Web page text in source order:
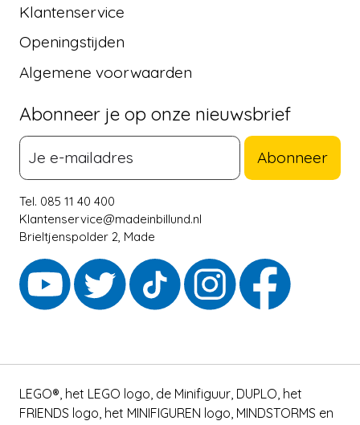
Klantenservice
Openingstijden
Algemene voorwaarden
Abonneer je op onze nieuwsbrief
Abonneer
Tel. 085 11 40 400
Klantenservice@madeinbillund.nl
Brieltjenspolder 2, Made
LEGO®, het LEGO logo, de Minifiguur, DUPLO, het
FRIENDS logo, het MINIFIGUREN logo, MINDSTORMS en